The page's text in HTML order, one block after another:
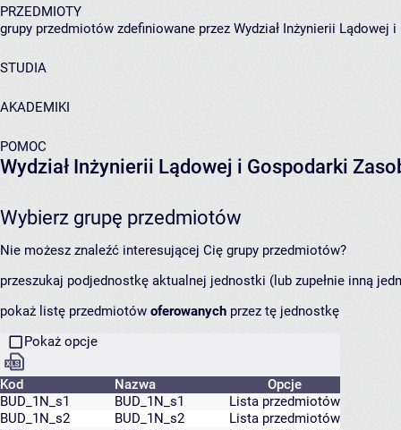
PRZEDMIOTY
grupy przedmiotów zdefiniowane przez Wydział Inżynierii Lądowej
STUDIA
AKADEMIKI
POMOC
Wydział Inżynierii Lądowej i Gospodarki
Wybierz grupę przedmiotów
Nie możesz znaleźć interesującej Cię grupy przedmiotów?
przeszukaj podjednostkę aktualnej jednostki (lub zupełnie inną
pokaż listę przedmiotów oferowanych przez tę jednostkę
Pokaż opcje
Kod Nazwa
Opcje
BUD_1N_s1
BUD_1N_s1
Lista przedmiotów
BUD_1N_s2
BUD_1N_s2
Lista przedmiotów